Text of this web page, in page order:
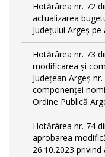
Hotărârea nr. 72
actualizarea
Județului Argeș pe
Hotărârea nr. 73
modificarea și
Județean Argeș
componenței
Ordine Publică
Hotărârea nr. 74
aprobarea
26.10.2023